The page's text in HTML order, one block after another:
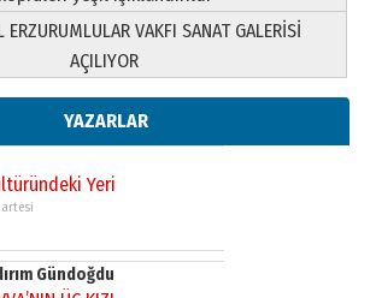
VAKFI SANAT GALERİSİ
AÇILIYOR
YAZARLAR
POLAT
Sebahattin Şirin’e
2026 Pazartesi
Yeri
Gündoğdu